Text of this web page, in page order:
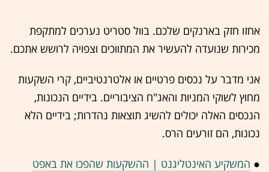
אחזו חזק בארנקים שלכם. בוול סטריט נערכים למתקפת
מכירות שנועדה להעשיר את המתווכים וצפויה לרושש אתכם.
אני מדבר על נכסים פרטיים או אלטרנטיביים, קרי השקעות
מחוץ לשוקי המניות והאג"ח הציבוריים. בידיים הנכונות,
הנכסים האלה יכולים להשיג תוצאות נהדרות; בידיים הלא
נכונות, הם זורעים הרס.
● המשקיע האינטליגנט | ההשקעות שהפכו את באפט